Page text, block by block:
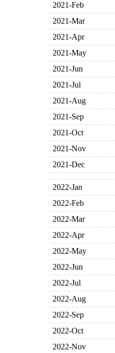
2021-Feb
2021-Mar
2021-Apr
2021-May
2021-Jun
2021-Jul
2021-Aug
2021-Sep
2021-Oct
2021-Nov
2021-Dec
2022-Jan
2022-Feb
2022-Mar
2022-Apr
2022-May
2022-Jun
2022-Jul
2022-Aug
2022-Sep
2022-Oct
2022-Nov